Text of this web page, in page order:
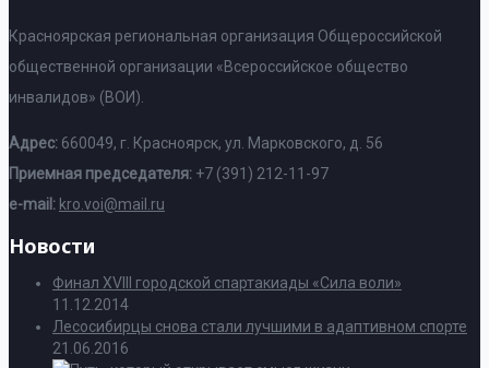
Красноярская региональная организация Общероссийской
общественной организации «Всероссийское общество
инвалидов» (ВОИ).
Адрес: 660049, г. Красноярск, ул. Марковского, д. 56
Приемная председателя: +7 (391) 212-11-97
e-mail: kro.voi@mail.ru
Новости
Финал XVIII городской спартакиады «Сила воли»
11.12.2014
Лесосибирцы снова стали лучшими в адаптивном спорте
21.06.2016